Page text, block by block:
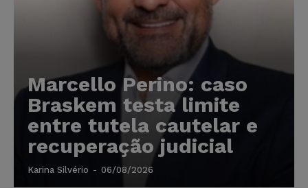
Marcello Perino: caso
Braskem testa limite
entre tutela cautelar e
recuperação judicial
Karina Silvério - 06/08/2026